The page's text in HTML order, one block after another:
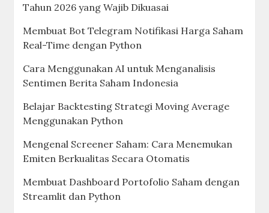
Tahun 2026 yang Wajib Dikuasai
Membuat Bot Telegram Notifikasi Harga Saham
Real-Time dengan Python
Cara Menggunakan AI untuk Menganalisis
Sentimen Berita Saham Indonesia
Belajar Backtesting Strategi Moving Average
Menggunakan Python
Mengenal Screener Saham: Cara Menemukan
Emiten Berkualitas Secara Otomatis
Membuat Dashboard Portofolio Saham dengan
Streamlit dan Python